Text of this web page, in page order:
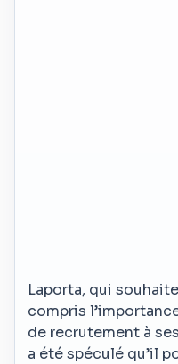
Laporta, qui
compris
de recrutement à
a été spéculé qu’il